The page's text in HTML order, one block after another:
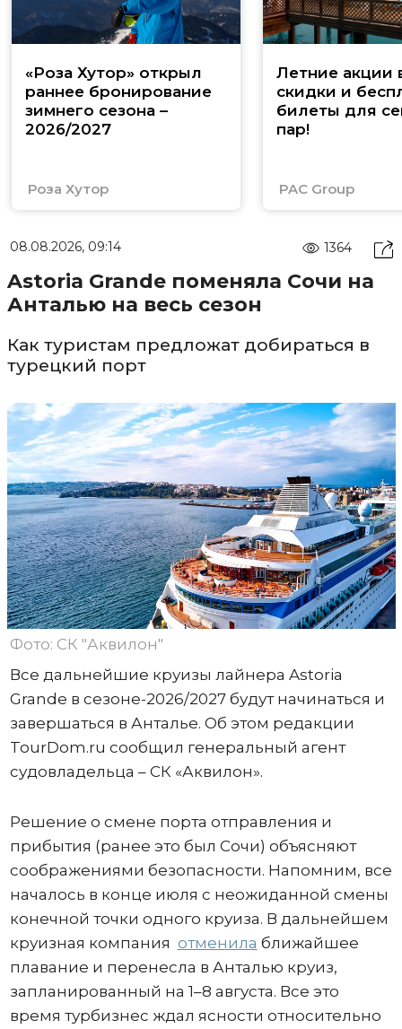
«Роза Хутор» открыл
раннее бронирование
зимнего сезона –
2026/2027
Роза Хутор
Летние акции
скидки и
билеты для
пар!
PAC Group
08.08.2026, 09:14 1364
Astoria Grande поменяла Сочи на
Анталью на весь сезон
Как туристам предложат добираться в
турецкий порт
Фото: СК "Аквилон"
Все дальнейшие круизы лайнера Astoria
Grande в сезоне-2026/2027 будут начинаться и
завершаться в Анталье. Об этом редакции
TourDom.ru сообщил генеральный агент
судовладельца – СК «Аквилон».
Решение о смене порта отправления и
прибытия (ранее это был Сочи) объясняют
соображениями безопасности. Напомним, все
началось в конце июля с неожиданной смены
конечной точки одного круиза. В дальнейшем
круизная компания отменила ближайшее
плавание и перенесла в Анталью круиз,
запланированный на 1–8 августа. Все это
время турбизнес ждал ясности относительно